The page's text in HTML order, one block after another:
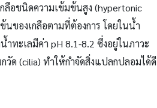
ลือชนิดความเข้มข้นสูง (hypertonic
นของเกลือตามที่ต้องการ โดยในน้ำ
ำทะเลมีค่า pH 8.1-8.2 ซึ่งอยู่ในภาวะ
วัด (cilia) ทำให้กำจัดสิ่งแปลกปลอมได้ดี